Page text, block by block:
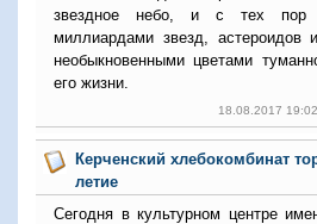
звездное небо, и с тех пор
миллиардами звезд, астероидов
необыкновенными цветами
его жизни.
18.08.2017
Керченский хлебокомбинат
летие
Сегодня в культурном центре